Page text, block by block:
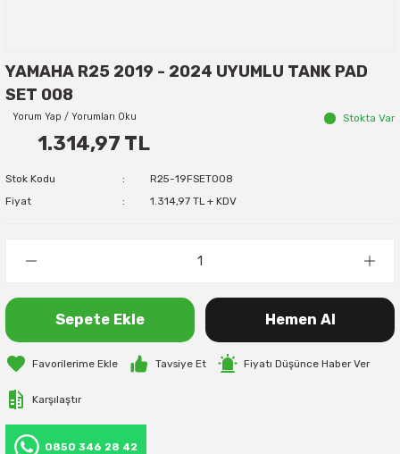
YAMAHA R25 2019 - 2024 UYUMLU TANK PAD
SET 008
Yorum Yap / Yorumları Oku Stokta Var
1.314,97 TL
Stok Kodu
R25-19FSET008
Fiyat
1.314,97 TL + KDV
Sepete Ekle Hemen Al
Tavsiye Et Fiyatı Düşünce Haber Ver
Karşılaştır
0850 346 28 42